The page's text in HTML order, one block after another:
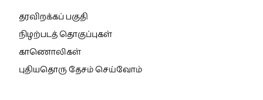
தரவிறக்கப் பகுதி
நிழற்படத் தொகுப்புகள்
காணொலிகள்
புதியதொரு தேசம் செய்வோம்